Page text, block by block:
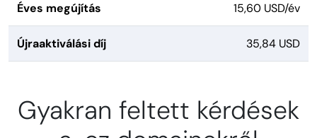
Éves megújítás 15,60 USD/év
Újraaktiválási díj 35,84 USD
Gyakran feltett kérdések